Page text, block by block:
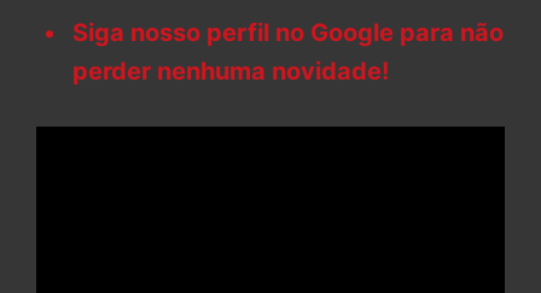
Siga nosso perfil no Google para não
perder nenhuma novidade!